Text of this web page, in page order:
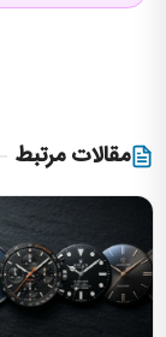
مقالات مرتبط